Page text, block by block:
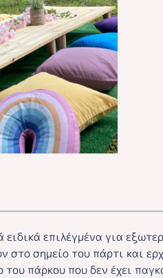
επιλέγμένα για
σημείο του πάρτι και
πάρκου που δεν έχει